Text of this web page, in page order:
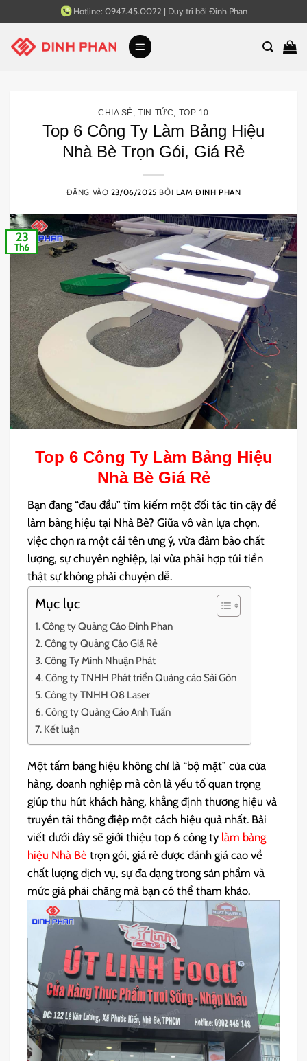
qua
nội
Hotline: 0947.45.0022 | Duy trì bởi Đinh Phan
CHIA SẺ ,TIN TỨC TOP 10
Top 6 Công Ty Làm Bảng Hiệu
Nhà Bè Trọn Gói, Giá Rẻ
ĐĂNG VÀO 23/06/2025 BỞI LAM ĐINH PHAN
23
Th6
Top 6 Công Ty Làm Bảng Hiệu
Nhà BèGiá Rẻ
Bạn đang “đau đầu” tìm kiếm một đối tác tin cậy để
làm bảng hiệu tại Nhà Bè? Giữa vô vàn lựa chọn,
việc chọn ra một cái tên ưng ý, vừa đảm bảo chất
lượng, sự chuyên nghiệp, lại vừa phải hợp túi tiền
thật sự không phải chuyện dễ.
Mục lục
Công ty Quảng Cáo Đinh Phan
Công ty Quảng Cáo Giá Rẻ
Công Ty Minh Nhuận Phát
Công ty TNHH Phát triển Quảng cáo Sài Gòn
Công ty TNHH Q8 Laser
Công ty Quảng Cáo Anh Tuấn
Kết luận
Một tấm bảng hiệu không chỉ là “bộ mặt” của cửa
hàng, doanh nghiệp mà còn là yếu tố quan trọng
giúp thu hút khách hàng, khẳng định thương hiệu và
truyền tải thông điệp một cách hiệu quả nhất. Bài
viết dưới đây sẽ giới thiệu top 6 công ty làm bảng
hiệu Nhà Bè trọn gói, giá rẻ được đánh giá cao về
chất lượng dịch vụ, sự đa dạng trong sản phẩm và
mức giá phải chăng mà bạn có thể tham khảo.